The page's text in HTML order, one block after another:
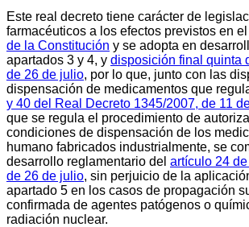
Este real decreto tiene carácter de
farmacéuticos a los efectos previstos en el
de la Constitución y se adopta en
apartados 3 y 4, y disposición final quinta
de 26 de julio, por lo que, junto con las
dispensación de medicamentos que
y 40 del Real Decreto 1345/2007, de 11
que se regula el procedimiento de
condiciones de dispensación de los
humano fabricados industrialmente, se
desarrollo reglamentario del artículo 24
de 26 de julio, sin perjuicio de la
apartado 5 en los casos de propagación
confirmada de agentes patógenos o
radiación nuclear.